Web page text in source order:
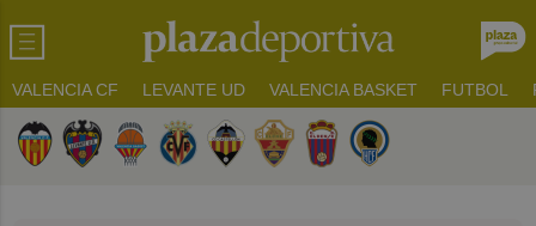
VALENCIA CF LEVANTE UD VALENCIA BASKET FUTBOL